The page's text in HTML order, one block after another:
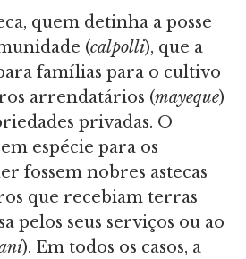
quem detinha a posse
(calpolli), que a
famílias para o cultivo
arrendatários (mayeque)
privadas. O
espécie para os
fossem nobres astecas
que recebiam terras
pelos seus serviços ou ao
). Em todos os casos, a